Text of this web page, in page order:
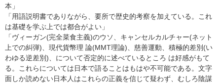
本」
「用語説明書でありながら、要所で歴史的考察を加えている。これ
は基礎を学ぶ上では都合がよい」
「ヴィーガン(完全菜食主義)のウソ、キャンセルカルチャー(ネット
上での糾弾)、現代貨幣理 論(MMT理論)、慈善運動、積極的差別(い
わゆる逆差別)、について否定的に述べているところ は好感がもて
る。これらについては日本で語ることはもはや不可能である。文字
面しか読めない日本人はこれらの正義を信じて疑わず、むしろ陰謀